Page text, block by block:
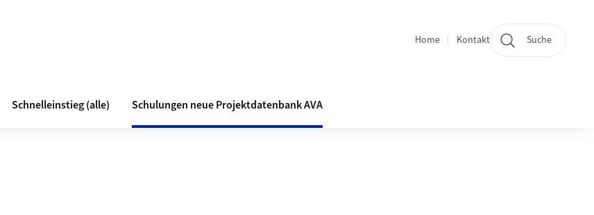
Quicklinks
Home Kontakt Suche
Schnelleinstieg (alle) Schulungen neue Projektdatenbank AVA